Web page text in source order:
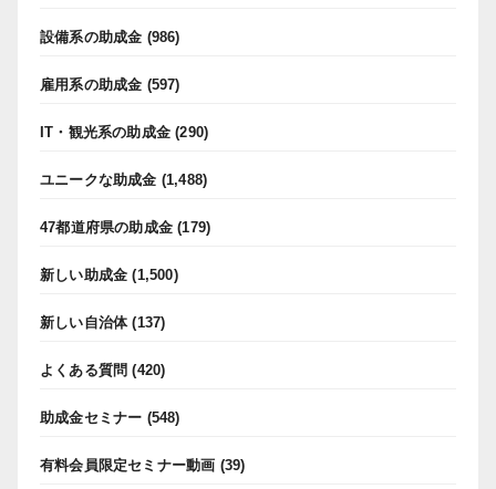
設備系の助成金 (986)
雇用系の助成金 (597)
IT・観光系の助成金 (290)
ユニークな助成金 (1,488)
47都道府県の助成金 (179)
新しい助成金 (1,500)
新しい自治体(137)
よくある質問 (420)
助成金セミナー (548)
有料会員限定セミナー動画 (39)